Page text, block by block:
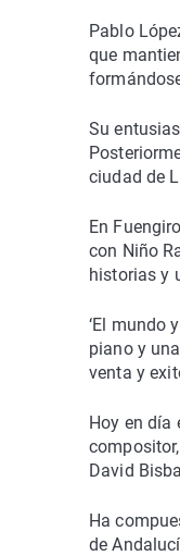
Pablo
que
Su
ciudad de
En
con Niño
historias y
‘El mundo
piano y
venta y
Hoy en día
David
Ha
de